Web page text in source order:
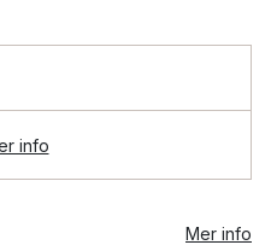
info
Mer info